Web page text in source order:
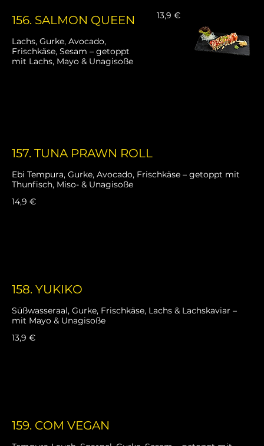
156. SALMON QUEEN
Lachs, Gurke, Avocado,
Frischkäse, Sesam – getoppt
mit Lachs, Mayo & Unagisoße
13,9 €
157. TUNA PRAWN ROLL
Ebi Tempura, Gurke, Avocado, Frischkäse – getoppt mit
Thunfisch, Miso- & Unagisoße
14,9 €
158. YUKIKO
Süßwasseraal, Gurke, Frischkäse, Lachs & Lachskaviar –
mit Mayo & Unagisoße
13,9 €
159. COM VEGAN